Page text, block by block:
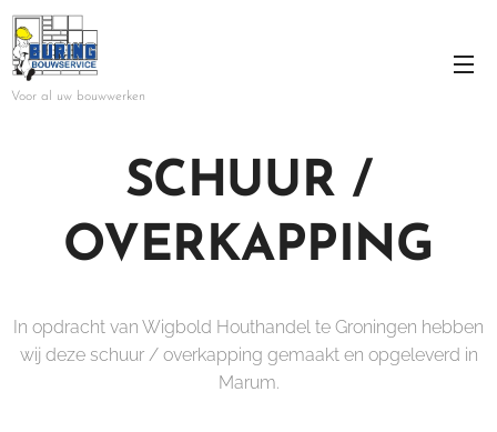
Voor al uw bouwwerken
SCHUUR /
OVERKAPPING
In opdracht van Wigbold Houthandel te Groningen hebben
wij deze schuur / overkapping gemaakt en opgeleverd in
Marum.